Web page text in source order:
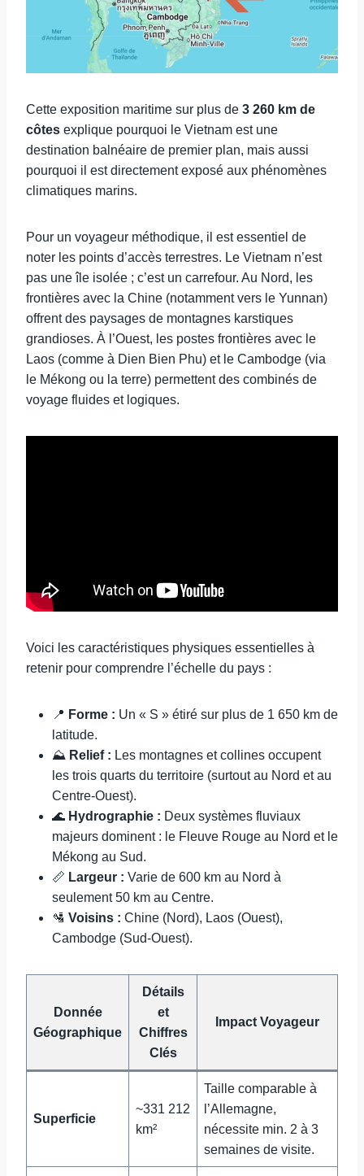
Cette exposition maritime sur plus de 3 260 km de
côtes explique pourquoi le Vietnam est une
destination balnéaire de premier plan, mais aussi
pourquoi il est directement exposé aux phénomènes
climatiques marins.
Pour un voyageur méthodique, il est essentiel de
noter les points d’accès terrestres. Le Vietnam n’est
pas une île isolée ; c’est un carrefour. Au Nord, les
frontières avec la Chine (notamment vers le Yunnan)
offrent des paysages de montagnes karstiques
grandioses. À l’Ouest, les postes frontières avec le
Laos (comme à Dien Bien Phu) et le Cambodge (via
le Mékong ou la terre) permettent des combinés de
voyage fluides et logiques.
Voici les caractéristiques physiques essentielles à
retenir pour comprendre l’échelle du pays :
📍 Forme : Un « S » étiré sur plus de 1 650 km de
latitude.
⛰️ Relief : Les montagnes et collines occupent
les trois quarts du territoire (surtout au Nord et au
Centre-Ouest).
🌊 Hydrographie : Deux systèmes fluviaux
majeurs dominent : le Fleuve Rouge au Nord et le
Mékong au Sud.
📏 Largeur : Varie de 600 km au Nord à
seulement 50 km au Centre.
🛂 Voisins : Chine (Nord), Laos (Ouest),
Cambodge (Sud-Ouest).
Donnée
Géographique
Détails
et
Chiffres
Clés
Impact Voyageur
Superficie
~331 212
km²
Taille comparable à
l’Allemagne,
nécessite min. 2 à 3
semaines de visite.